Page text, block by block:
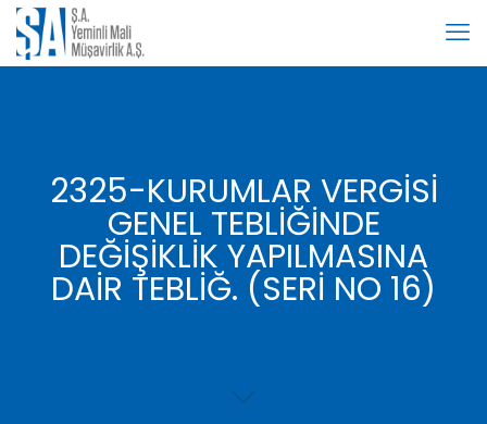
2325-KURUMLAR VERGİSİ
GENEL TEBLİĞİNDE
DEĞİŞİKLİK YAPILMASINA
DAİR TEBLİĞ. (SERİ NO 16)